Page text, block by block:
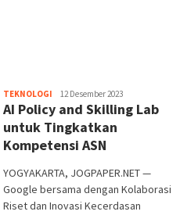
TEKNOLOGI Heri
Purwata
12 Desember 2023
AI Policy and Skilling Lab
untuk Tingkatkan
Kompetensi ASN
YOGYAKARTA, JOGPAPER.NET —
Google bersama dengan Kolaborasi
Riset dan Inovasi Kecerdasan